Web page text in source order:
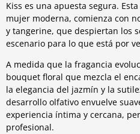
Kiss es una apuesta segura.
mujer moderna, comienza con
y tangerine, que despiertan los
escenario para lo que está por
A medida que la fragancia
bouquet floral que mezcla el
la elegancia del jazmín y la
desarrollo olfativo envuelve
experiencia íntima y cercana,
profesional.